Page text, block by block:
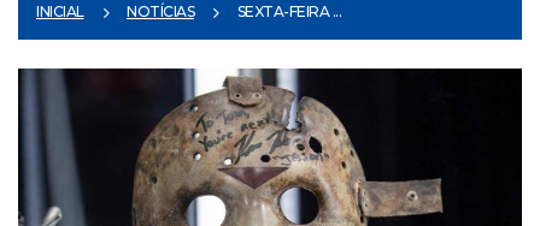
INICIAL NOTÍCIAS SEXTA-FEIRA ...